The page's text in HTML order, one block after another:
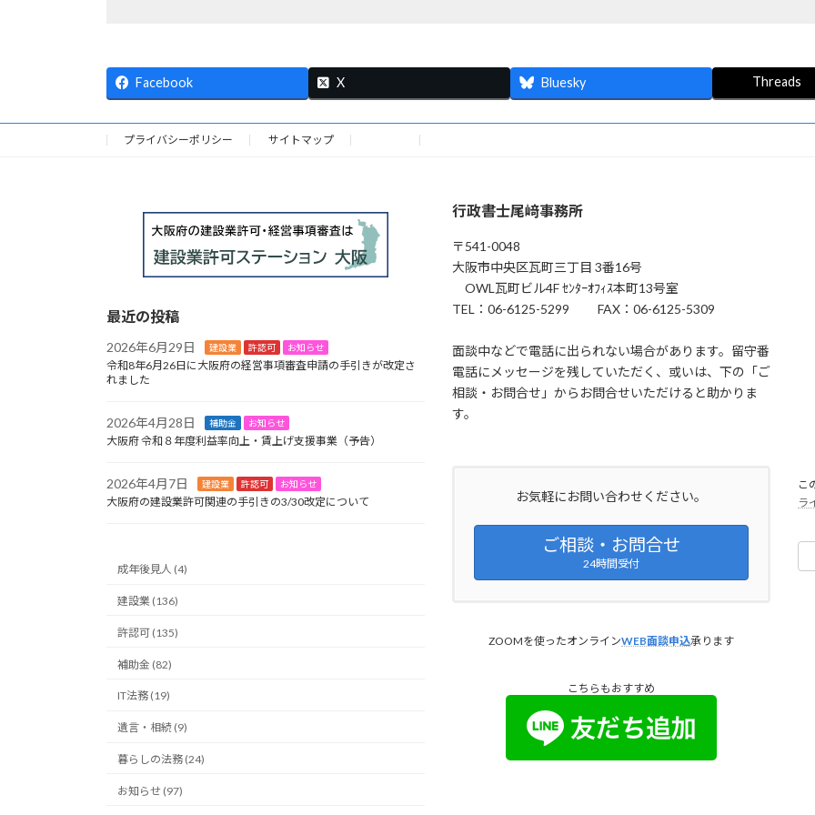
Facebook X Bluesky Threads
プライバシーポリシー サイトマップ
最近の投稿
2026年6月29日 建設業 許認可 お知らせ
令和8年6月26日に大阪府の経営事項審査申請の手引きが改定さ
れました
2026年4月28日 補助金 お知らせ
大阪府 令和８年度利益率向上・賃上げ支援事業（予告）
2026年4月7日 建設業 許認可 お知らせ
大阪府の建設業許可関連の手引きの3/30改定について
成年後見人 (4)
建設業 (136)
許認可 (135)
補助金 (82)
IT法務 (19)
遺言・相続 (9)
暮らしの法務 (24)
お知らせ (97)
行政書士尾﨑事務所
〒541-0048
大阪市中央区瓦町三丁目 3番16号
OWL瓦町ビル4F ｾﾝﾀｰｵﾌｨｽ本町13号室
TEL：06-6125-5299 FAX：06-6125-5309
面談中などで電話に出られない場合があります。留守番
電話にメッセージを残していただく、或いは、下の「ご
相談・お問合せ」からお問合せいただけると助かりま
す。
お気軽にお問い合わせください。
ご相談・お問合せ
24時間受付
ZOOMを使ったオンラインWEB面談申込承ります
こちらもおすすめ
こ
ラ